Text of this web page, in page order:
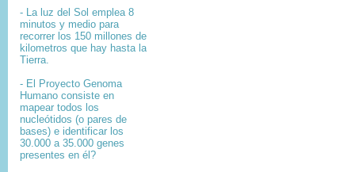
- La luz del Sol emplea 8
minutos y medio para
recorrer los 150 millones de
kilometros que hay hasta la
Tierra.
- El
Proyecto Genoma
Humano consiste en
mapear todos los
nucleótidos (o pares de
bases) e identificar los
30.000 a 35.000 genes
presentes en él?